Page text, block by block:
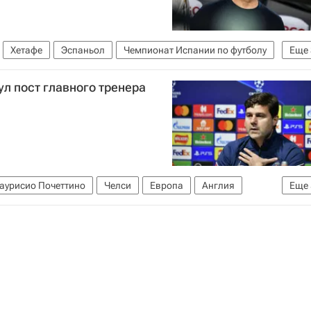
Еще
Хетафе Эспаньол
Чемпионат Испании по футболу
Ханс-Дитер Флик
пост главного тренера
Еще
Почеттино Челси Европа
Англия
Эспаньол
Энцо Мареска Штутгарт